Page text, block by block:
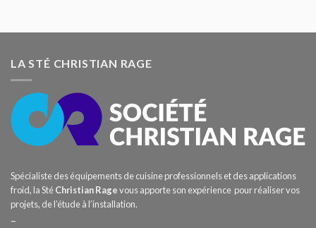
LA STÉ CHRISTIAN RAGE
Spécialiste des équipements de cuisine professionnels et des applications
froid, la StéChristian Ragevous apporte son expérience pour réaliser vos
projets, de l’étude à l’installation.
–